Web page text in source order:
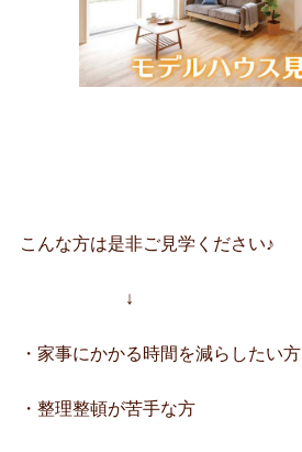
こんな方は是非ご見学ください♪
↓
・家事にかかる時間を減らしたい方
・整理整頓が苦手な方